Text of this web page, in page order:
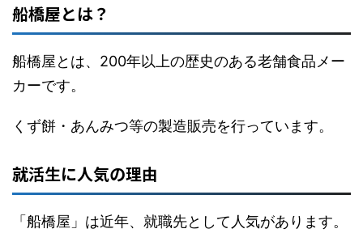
船橋屋とは？
船橋屋とは、200年以上の歴史のある老舗食品メー
カーです。
くず餅・あんみつ等の製造販売を行っています。
就活生に人気の理由
「船橋屋」は近年、就職先として人気があります。